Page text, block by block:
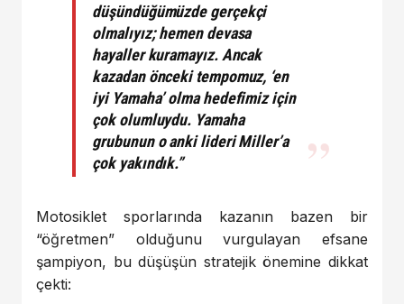
düşündüğümüzde gerçekçi
olmalıyız; hemen devasa
hayaller kuramayız. Ancak
kazadan önceki tempomuz, ‘en
iyi Yamaha’ olma hedefimiz için
çok olumluydu. Yamaha
grubunun o anki lideri Miller’a
çok yakındık.”
Motosiklet sporlarında kazanın bazen bir
“öğretmen” olduğunu vurgulayan efsane
şampiyon, bu düşüşün stratejik önemine dikkat
çekti: